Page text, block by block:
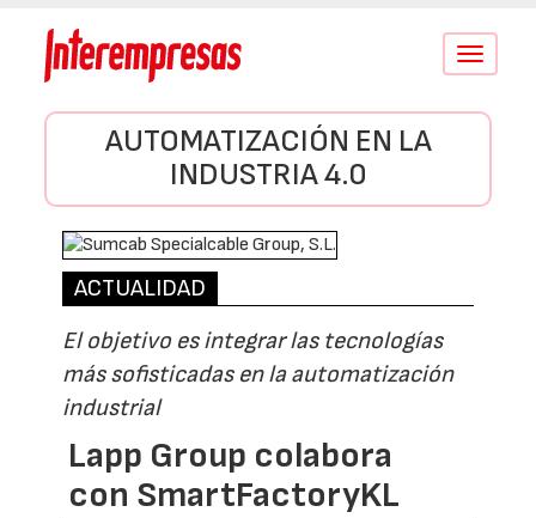
Conmutar
AUTOMATIZACIÓN EN LA
INDUSTRIA 4.0
ACTUALIDAD
El objetivo es integrar las tecnologías
más sofisticadas en la automatización
industrial
Lapp Group colabora
con SmartFactoryKL